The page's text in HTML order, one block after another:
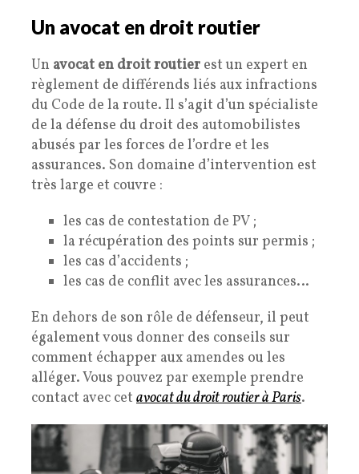
Un avocat en droit routier
Un avocat en droit routier est un expert en
règlement de différends liés aux infractions
du Code de la route. Il s’agit d’un spécialiste
de la défense du droit des automobilistes
abusés par les forces de l’ordre et les
assurances. Son domaine d’intervention est
très large et couvre :
les cas de contestation de PV ;
la récupération des points sur permis ;
les cas d’accidents ;
les cas de conflit avec les assurances…
En dehors de son rôle de défenseur, il peut
également vous donner des conseils sur
comment échapper aux amendes ou les
alléger. Vous pouvez par exemple prendre
contact avec cet avocat du droit routier à Paris.